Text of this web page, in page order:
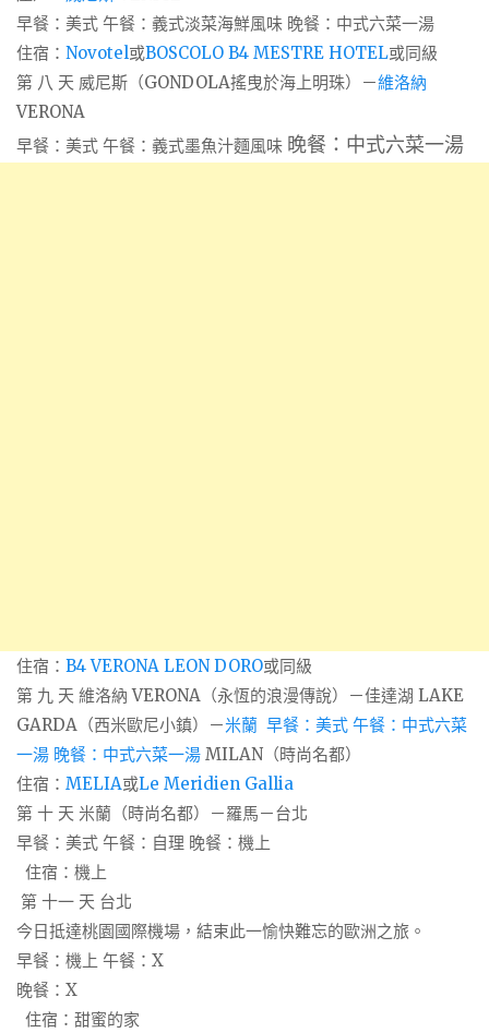
早餐：美式 午餐：義式淡菜海鮮風味 晚餐：中式六菜一湯
住宿： Novotel或BOSCOLO B4 MESTRE HOTEL或同級
第 八 天 威尼斯（GONDOLA搖曳於海上明珠）－維洛納
VERONA
早餐：美式 午餐：義式墨魚汁麵風味 晚餐：中式六菜一湯
住宿： B4 VERONA LEON DORO或同級
第 九 天 維洛納 VERONA（永恆的浪漫傳說）－佳達湖 LAKE
GARDA（西米歐尼小鎮）－米蘭 早餐：美式 午餐：中式六菜
一湯 晚餐：中式六菜一湯 MILAN（時尚名都）
住宿： MELIA或Le Meridien Gallia
第 十 天 米蘭（時尚名都）－羅馬－台北
早餐：美式 午餐：自理 晚餐：機上
住宿：機上
第 十一 天 台北
今日抵達桃園國際機場，結束此一愉快難忘的歐洲之旅。
早餐：機上 午餐：X
晚餐：X
住宿：甜蜜的家